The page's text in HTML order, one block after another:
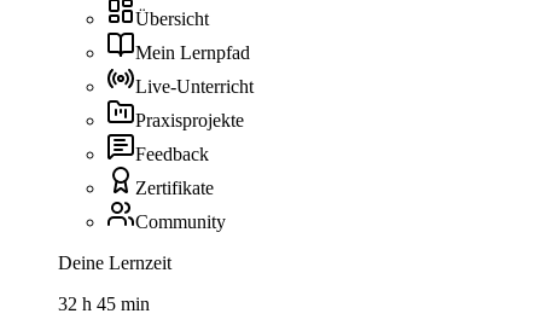
Übersicht
Mein Lernpfad
Live-Unterricht
Praxisprojekte
Feedback
Zertifikate
Community
Deine Lernzeit
32 h 45 min